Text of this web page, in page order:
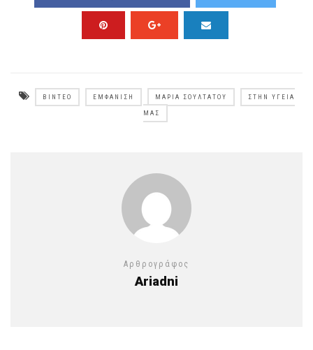
ΒΊΝΤΕΟ ΕΜΦΆΝΙΣΗ ΜΑΡΊΑ ΣΟΥΛΤΆΤΟΥ ΣΤΗΝ ΥΓΕΙΆ
ΜΑΣ
Αρθρογράφος
Ariadni